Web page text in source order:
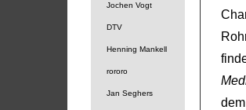
Jochen Vogt
DTV
Henning Mankell
rororo
Jan Seghers